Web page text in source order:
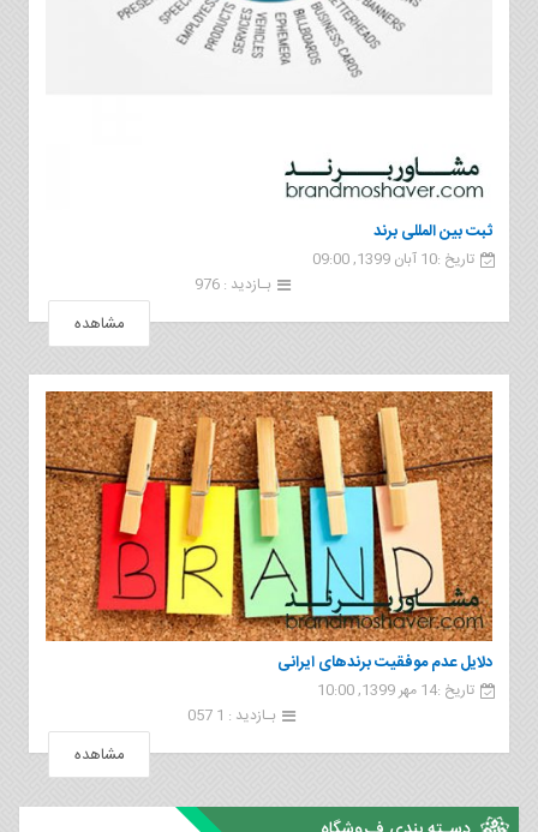
ثبت بین المللی برند
تاریخ :10 آبان 1399, 09:00
بـازدید : 976
مشاهده
دلایل عدم موفقیت برندهای ایرانی
تاریخ :14 مهر 1399, 10:00
بـازدید : 1 057
مشاهده